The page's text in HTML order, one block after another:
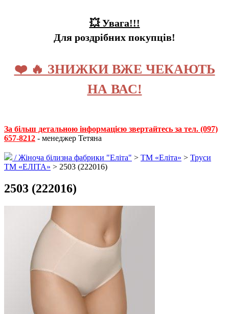
💥 Увага!!!
Для роздрібних покупців!
❤️ 🔥 ЗНИЖКИ ВЖЕ ЧЕКАЮТЬ
НА ВАС!
За більш детальною інформацією звертайтесь за тел. (097)
657-8212 - менеджер Тетяна
/Жіноча білизна фабрики "Еліта" > ТМ «Еліта» > Труси
ТМ «ЕЛІТА» > 2503 (222016)
2503 (222016)